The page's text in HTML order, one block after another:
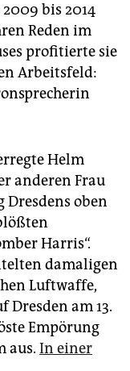
bis 2014
Reden im
profitierte sie
Arbeitsfeld:
Helm
anderen Frau
Dresdens oben
Harris“.
damaligen
Luftwaffe,
am 13.
Empörung
aus. In einer